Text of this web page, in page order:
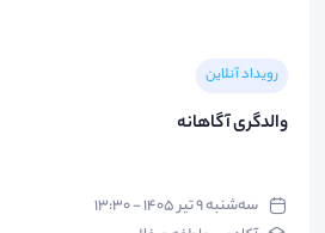
رویداد آنلاین
والدگری آگاهانه
سه‌شنبه ۹ تیر ۱۴۰۵ - ۱۳:۳۰